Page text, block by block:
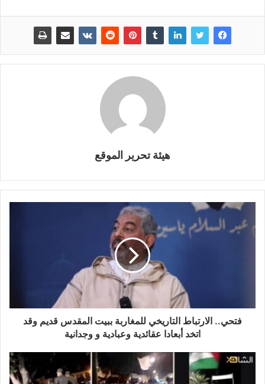
هيئة تحرير الموقع
فتحي.. الارتباط التاريخي للمغاربة ببيت المقدس قديم وقد
اتخد أبعادا عقائدية وعبادية و وجدانية